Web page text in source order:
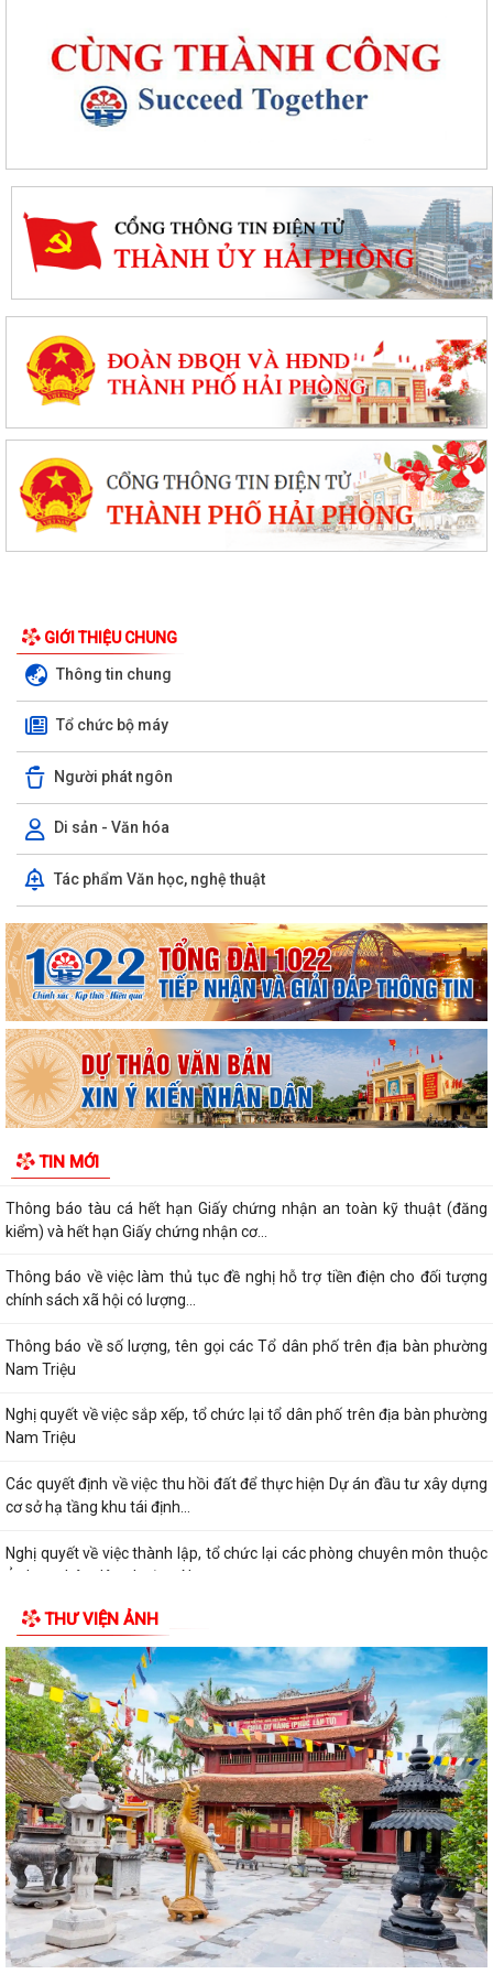
GIỚI THIỆU CHUNG
Thông tin chung
Tổ chức bộ máy
Người phát ngôn
Di sản - Văn hóa
Tác phẩm Văn học, nghệ thuật
TIN MỚI
ẩm thực số Hải Phòng
Xây dựng Bản đồ Ẩm thực số Hải Phòng và mở rộng mô hình chuyển
đổi số, thanh toán không dùng tiền...
Kế hoạch triển khai công tác làm sạch, chuẩn hóa dữ liệu đăng ký hộ
kinh doanh, Hợp tác xã năm 2026
PHƯỜNG NAM TRIỆU TÍCH CỰC TUYÊN TRUYỀN HƯỚNG DẪN NÔNG
DÂN PHÒNG CHỐNG NẮNG NÓNG CHO THỦY SẢN NUÔI
Ủy ban nhân dân thành phố trong...
Thông báo tàu cá hết hạn Giấy chứng nhận an toàn kỹ thuật (đăng
kiểm) và hết hạn Giấy chứng nhận cơ...
Thông báo về việc làm thủ tục đề nghị hỗ trợ tiền điện cho đối tượng
chính sách xã hội có lượng...
Thông báo về số lượng, tên gọi các Tổ dân phố trên địa bàn phường
Nam Triệu
Nghị quyết về việc sắp xếp, tổ chức lại tổ dân phố trên địa bàn phường
Nam Triệu
Các quyết định về việc thu hồi đất để thực hiện Dự án đầu tư xây dựng
cơ sở hạ tầng khu tái định...
Nghị quyết về việc thành lập, tổ chức lại các phòng chuyên môn thuộc
Ủy ban nhân dân phường Nam...
Điện lực Thủy Nguyên triển khai thanh toán tiền điện không dùng tiền
mặt trên địa bàn Điện lực Thủy...
Đề nghị hỗ trợ giới thiệu nguồn hiện vật và kết nối thân nhân liệt sĩ, cựu
chiến binh phục vụ cuộc...
Quyết định về việc phê duyệt giá đất cụ thể; phương án bồi thường bồi
thường, hỗ trợ, tái định cư...
Quyết định về việc thu hồi đất để thực hiện Dự án đầu tư xây dựng cơ
sở hạ tầng khu tái định cư tại...
Quyết định về việc thu hồi đất để thực hiện Dự án đầu tư xây dựng cơ
sở hạ tầng khu tái định cư tại...
Quyết định về việc thu hồi đất để thực hiện Dự án đầu tư xây dựng cơ
THƯ VIỆN ẢNH